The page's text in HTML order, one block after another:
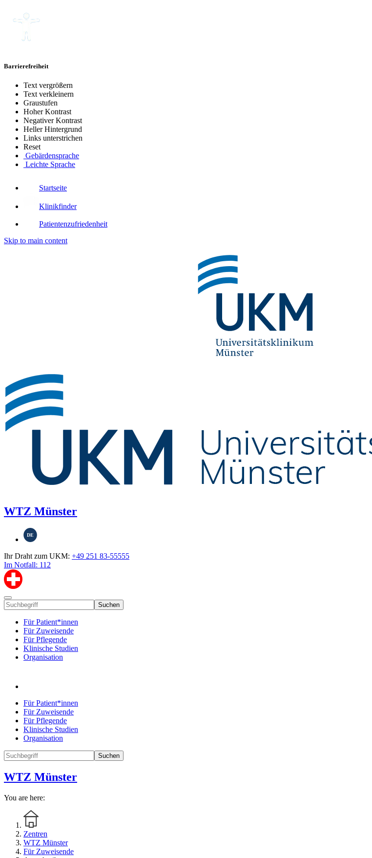
Barrierefreiheit
Text vergrößern
Text verkleinern
Graustufen
Hoher Kontrast
Negativer Kontrast
Heller Hintergrund
Links unterstrichen
Reset
Gebärdensprache
Leichte Sprache
Startseite
Klinikfinder
Patientenzufriedenheit
Skip to main content
WTZ Münster
DE
Ihr Draht zum UKM: +49 251 83-55555
Im Notfall: 112
Suchen
Für Patient*innen
Für Zuweisende
Für Pflegende
Klinische Studien
Organisation
Für Patient*innen
Für Zuweisende
Für Pflegende
Klinische Studien
Organisation
Suchen
WTZ Münster
You are here:
Zentren
WTZ Münster
Für Zuweisende